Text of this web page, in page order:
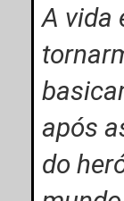
A vida
após
do